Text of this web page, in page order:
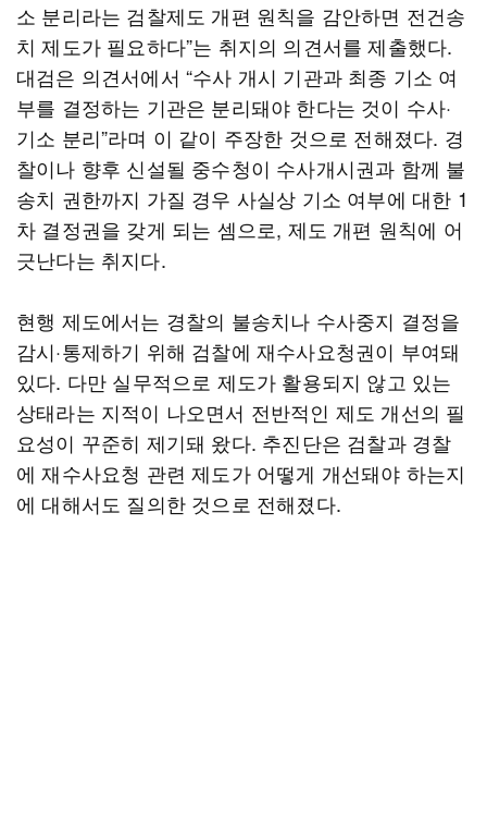
소 분리라는 검찰제도 개편 원칙을 감안하면 전건송
치 제도가 필요하다”는 취지의 의견서를 제출했다.
대검은 의견서에서 “수사 개시 기관과 최종 기소 여
부를 결정하는 기관은 분리돼야 한다는 것이 수사·
기소 분리”라며 이 같이 주장한 것으로 전해졌다. 경
찰이나 향후 신설될 중수청이 수사개시권과 함께 불
송치 권한까지 가질 경우 사실상 기소 여부에 대한 1
차 결정권을 갖게 되는 셈으로, 제도 개편 원칙에 어
긋난다는 취지다.
현행 제도에서는 경찰의 불송치나 수사중지 결정을
감시·통제하기 위해 검찰에 재수사요청권이 부여돼
있다. 다만 실무적으로 제도가 활용되지 않고 있는
상태라는 지적이 나오면서 전반적인 제도 개선의 필
요성이 꾸준히 제기돼 왔다. 추진단은 검찰과 경찰
에 재수사요청 관련 제도가 어떻게 개선돼야 하는지
에 대해서도 질의한 것으로 전해졌다.